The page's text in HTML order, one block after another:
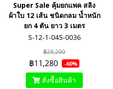
Super Sale คุ้มยกแพค สลิง
ผ้าใบ 12 เส้น ชนิดกลม น้ำหนัก
ยก 4 ตัน ยาว 3 เมตร
S-12-1-045-0036
฿28,200
฿11,280 -60%
สั่งซื้อสินค้า